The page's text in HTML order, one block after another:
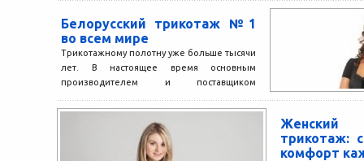
Белорусский трикотаж №1
во всем мире
Трикотажному полотну уже больше тысячи
лет. В настоящее время основным
производителем и поставщиком
европейского рынка считается...
трикотаж:
комфорт